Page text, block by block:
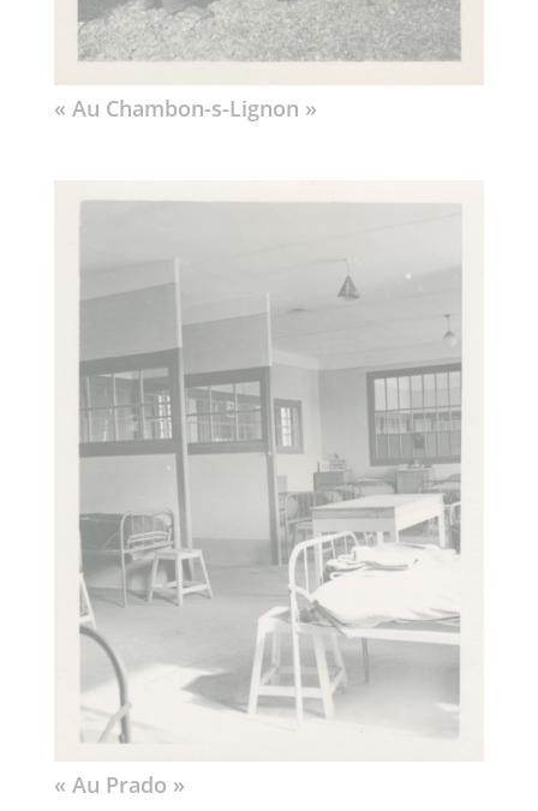
« Au Chambon-s-Lignon »
« Au Prado »